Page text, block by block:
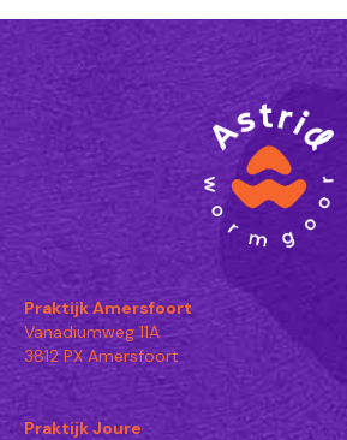
Praktijk Amersfoort
Vanadiumweg 11A
3812 PX Amersfoort
Praktijk Joure